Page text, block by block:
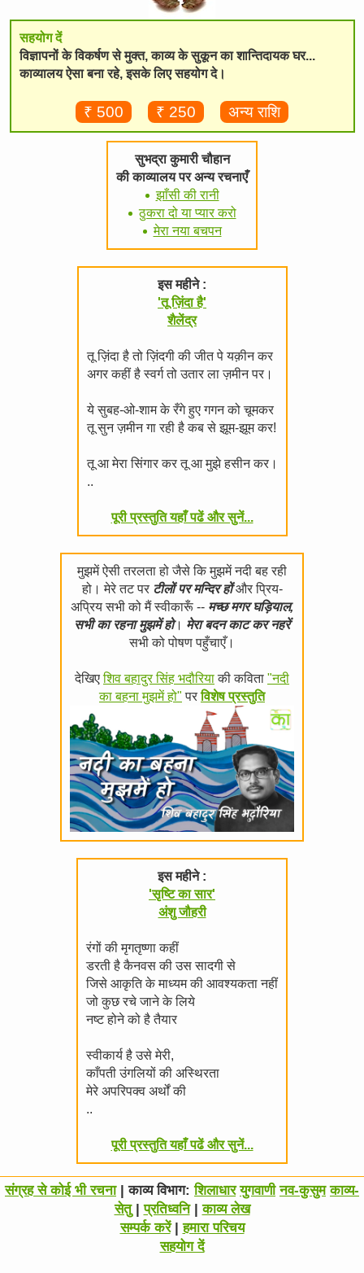
सहयोग दें
विज्ञापनों के विकर्षण से मुक्त, काव्य के सुकून का शान्तिदायक घर...
काव्यालय ऐसा बना रहे, इसके लिए सहयोग दे।
₹ 500 ₹ 250 अन्य राशि
सुभद्रा कुमारी चौहान
की काव्यालय पर अन्य रचनाएँ
झाँसी की रानी
ठुकरा दो या प्यार करो
मेरा नया बचपन
इस महीने :
'तू ज़िंदा है'
शैलेंद्र
तू ज़िंदा है तो ज़िंदगी की जीत पे यक़ीन कर
अगर कहीं है स्वर्ग तो उतार ला ज़मीन पर।
ये सुबह-ओ-शाम के रँगे हुए गगन को चूमकर
तू सुन ज़मीन गा रही है कब से झूम-झूम कर!
तू आ मेरा सिंगार कर तू आ मुझे हसीन कर।
..
पूरी प्रस्तुति यहाँ पढें और सुनें...
मुझमें ऐसी तरलता हो जैसे कि मुझमें नदी बह रही
हो। मेरे तट पर टीलों पर मन्दिर होंऔर प्रिय-
अप्रिय सभी को मैं स्वीकारूँ -- मच्छ मगर घड़ियाल,
सभी का रहना मुझमें हो। मेरा बदन काट कर नहरें
सभी को पोषण पहुँचाएँ।
देखिएशिव बहादुर सिंह भदौरियाकी कविता "नदी
का बहना मुझमें हो" परविशेष प्रस्तुति
इस महीने :
'सृष्टि का सार'
अंशु जौहरी
रंगों की मृगतृष्णा कहीं
डरती है कैनवस की उस सादगी से
जिसे आकृति के माध्यम की आवश्यकता नहीं
जो कुछ रचे जाने के लिये
नष्ट होने को है तैयार
स्वीकार्य है उसे मेरी,
काँपती उंगलियों की अस्थिरता
मेरे अपरिपक्व अर्थों की
..
पूरी प्रस्तुति यहाँ पढें और सुनें...
संग्रह से कोई भी रचना| काव्य विभाग:शिलाधार युगवाणी नव-कुसुम काव्य-
सेतु|प्रतिध्वनि|काव्य लेख
सम्पर्क करें|हमारा परिचय
सहयोग दें